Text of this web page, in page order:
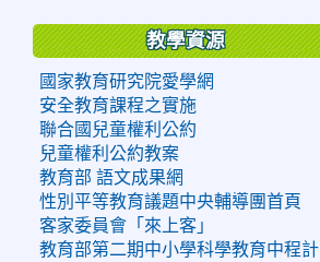
教學資源
國家教育研究院愛學網
安全教育課程之實施
聯合國兒童權利公約
兒童權利公約教案
教育部 語文成果網
性別平等教育議題中央輔導團首頁
客家委員會「來上客」
教育部第二期中小學科學教育中程計